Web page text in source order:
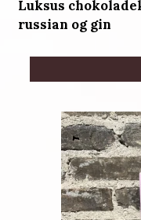
Luksus
russian og gin